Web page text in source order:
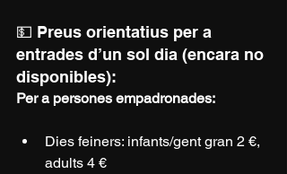
💵 Preus orientatius per a
entrades d’un sol dia (encara no
disponibles):
Per a persones empadronades:
Dies feiners: infants/gent gran 2 €,
adults 4 €